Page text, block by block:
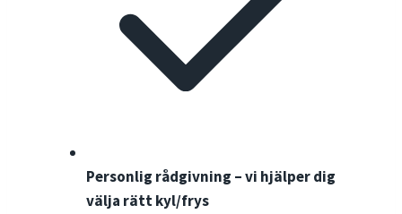
Personlig rådgivning – vi hjälper dig
välja rätt kyl/frys